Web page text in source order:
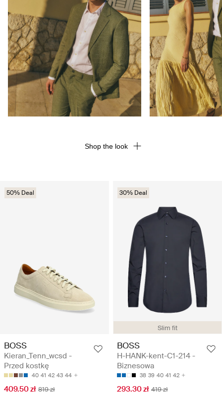
50% Deal
BOSS
Kieran_Tenn_wcsd -
Przed kostkę
40 41 42 43 44
409.50 zł 819 zł
Slim fit
30% Deal
BOSS
H-HANK-kent-C1-214 -
Biznesowa
38 39 40 41 42
293.30 zł 419 zł
Shop the look